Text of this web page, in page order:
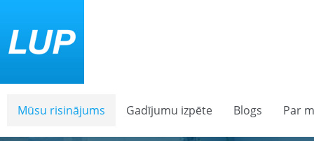
Mūsu risinājums Gadījumu izpēte Blogs Par